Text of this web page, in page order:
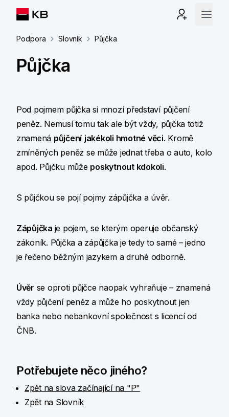
Podpora Slovník Půjčka
Půjčka
Pod pojmem půjčka si mnozí představí půjčení
peněz. Nemusí tomu tak ale být vždy, půjčka totiž
znamená půjčení jakékoli hmotné věci. Kromě
zmíněných peněz se může jednat třeba o auto, kolo
apod. Půjčku může poskytnout kdokoli.
S půjčkou se pojí pojmy zápůjčka a úvěr.
Zápůjčka je pojem, se kterým operuje občanský
zákoník. Půjčka a zápůjčka je tedy to samé – jedno
je řečeno běžným jazykem a druhé odborně.
Úvěr se oproti půjčce naopak vyhraňuje – znamená
vždy půjčení peněz a může ho poskytnout jen
banka nebo nebankovní společnost s licencí od
ČNB.
Potřebujete něco jiného?
Zpět na slova začínající na "P"
Zpět na Slovník